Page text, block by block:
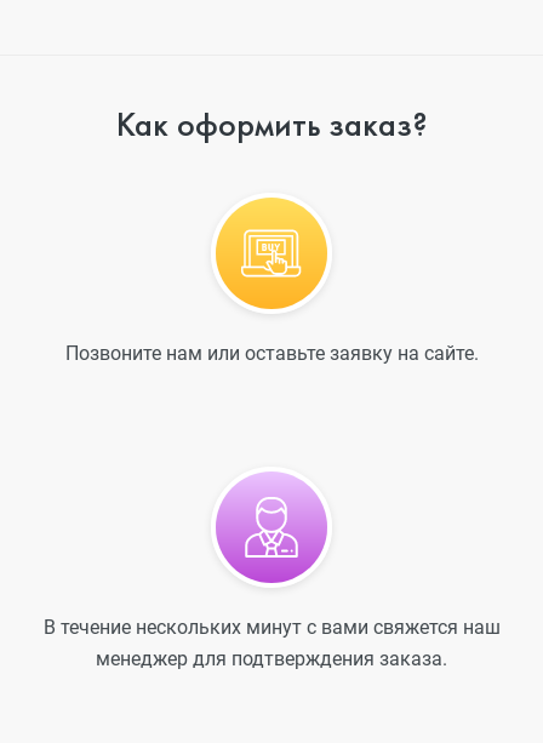
Как оформить заказ?
Позвоните нам или оставьте заявку на сайте.
В течение нескольких минут с вами свяжется наш
менеджер для подтверждения заказа.